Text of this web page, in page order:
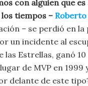
con alguien que
tiempos –
– se perdió en
un incidente al
las Estrellas, ganó
de MVP en 1999
delante de este